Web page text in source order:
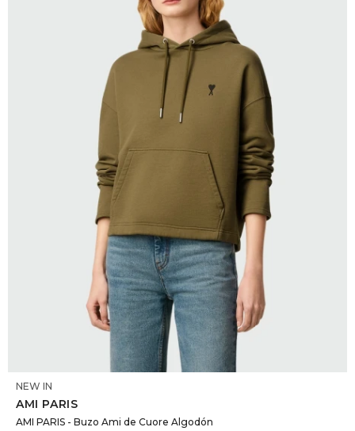
SELECCIONAR TALLE
NEW IN
AMI PARIS
AMI PARIS - Buzo Ami de Cuore Algodón